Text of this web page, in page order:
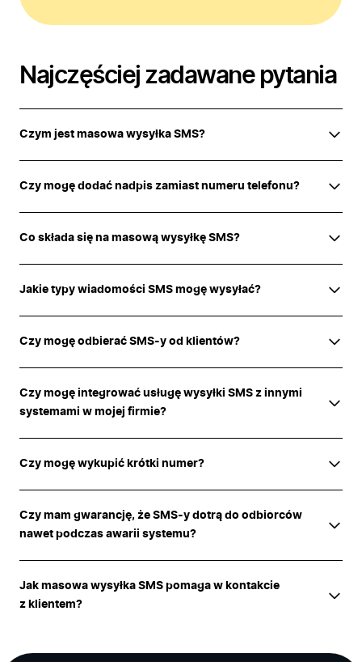
Najczęściej zadawane pytania
Czym jest masowa wysyłka SMS?
Czy mogę dodać nadpis zamiast numeru telefonu?
Co składa się na masową wysyłkę SMS?
Jakie typy wiadomości SMS mogę wysyłać?
Czy mogę odbierać SMS-y od klientów?
Czy mogę integrować usługę wysyłki SMS z innymi
systemami w mojej firmie?
Czy mogę wykupić krótki numer?
Czy mam gwarancję, że SMS-y dotrą do odbiorców
nawet podczas awarii systemu?
Jak masowa wysyłka SMS pomaga w kontakcie
z klientem?